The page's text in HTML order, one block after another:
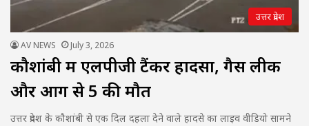
उत्तर प्रदेश
AV NEWS July 3, 2026
कौशांबी में एलपीजी टैंकर हादसा, गैस लीक
और आग से 5 की मौत
उत्तर प्रदेश के कौशांबी से एक दिल दहला देने वाले हादसे का लाइव वीडियो सामने